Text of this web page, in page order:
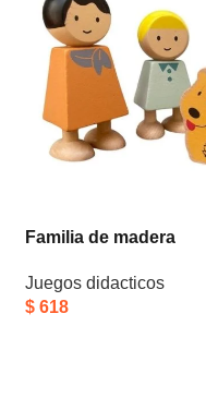
Familia de madera
Juegos didacticos
$ 618